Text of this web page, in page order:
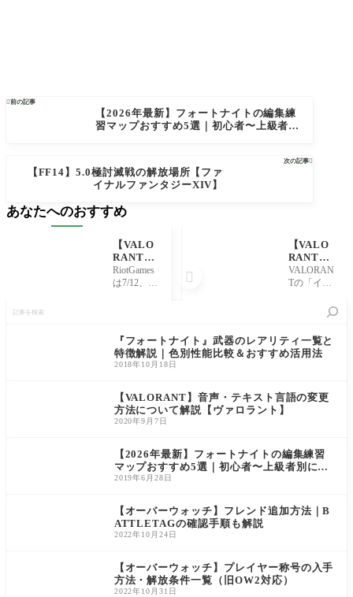
前の記事
【2026年最新】フォートナイトの編集練
習マップおすすめ5選｜初心者〜上級者別
次の記事
【FF14】5.0極討滅戦の解放場所【ファ
イナルファンタジーXIV】
『フォートナイト』武器のレアリティ一覧と
特徴解説｜色別性能比較＆おすすめ活用法
2018年10月18日
【VALORANT】音声・テキスト言語の変更
方法について解説【ヴァロラント】
2020年9月7日
【2026年最新】フォートナイトの編集練習
マップおすすめ5選｜初心者〜上級者別に島
コードを紹介
2019年6月28日
【オーバーウォッチ】フレンド追加方法｜B
ATTLETAGの確認手順も解説
2022年10月24日
【オーバーウォッチ】プレイヤー称号の入手
方法・解放条件一覧（旧OW2対応）
2022年10月31日
あなたへのおすすめ
【VALO
RANT】
パッチノ
ート5.01
ヨルのウ
ルト効果
時間延長
間短縮、
KAY/O
のフラグ
ヌルコマ
ンドが一
部仕様変
更【ヴァ
ト】
RiotGames
は7/12、
行公開し
ました。
本アップ
は、以前
から改善
を望む声
たフェニ
ックス
【VALO
RANT】
『SOVA
(ソーヴ
コンボル
トおすす
トまとめ
【ヴァロ
VALORAN
Tの「イニ
人、『SOV
ァ)』。弓
やドロー
大ダメー
キル構成
が
